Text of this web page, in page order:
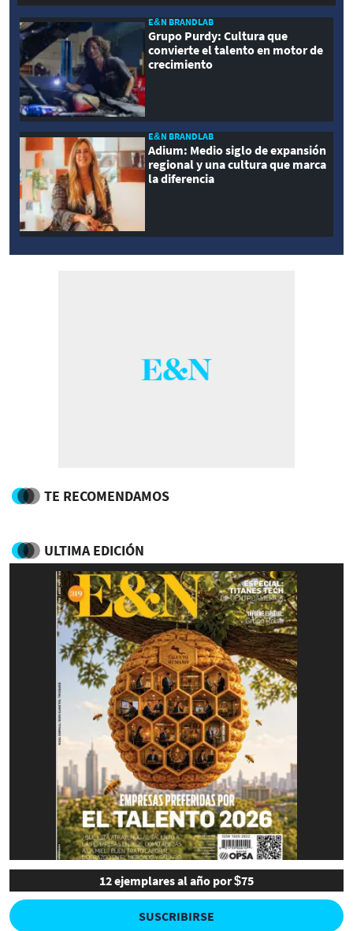
E&N BRANDLAB
Grupo Purdy: Cultura que
convierte el talento en motor de
crecimiento
E&N BRANDLAB
Adium: Medio siglo de expansión
regional y una cultura que marca
la diferencia
TE RECOMENDAMOS
ULTIMA EDICIÓN
12 ejemplares al año por $75
SUSCRIBIRSE